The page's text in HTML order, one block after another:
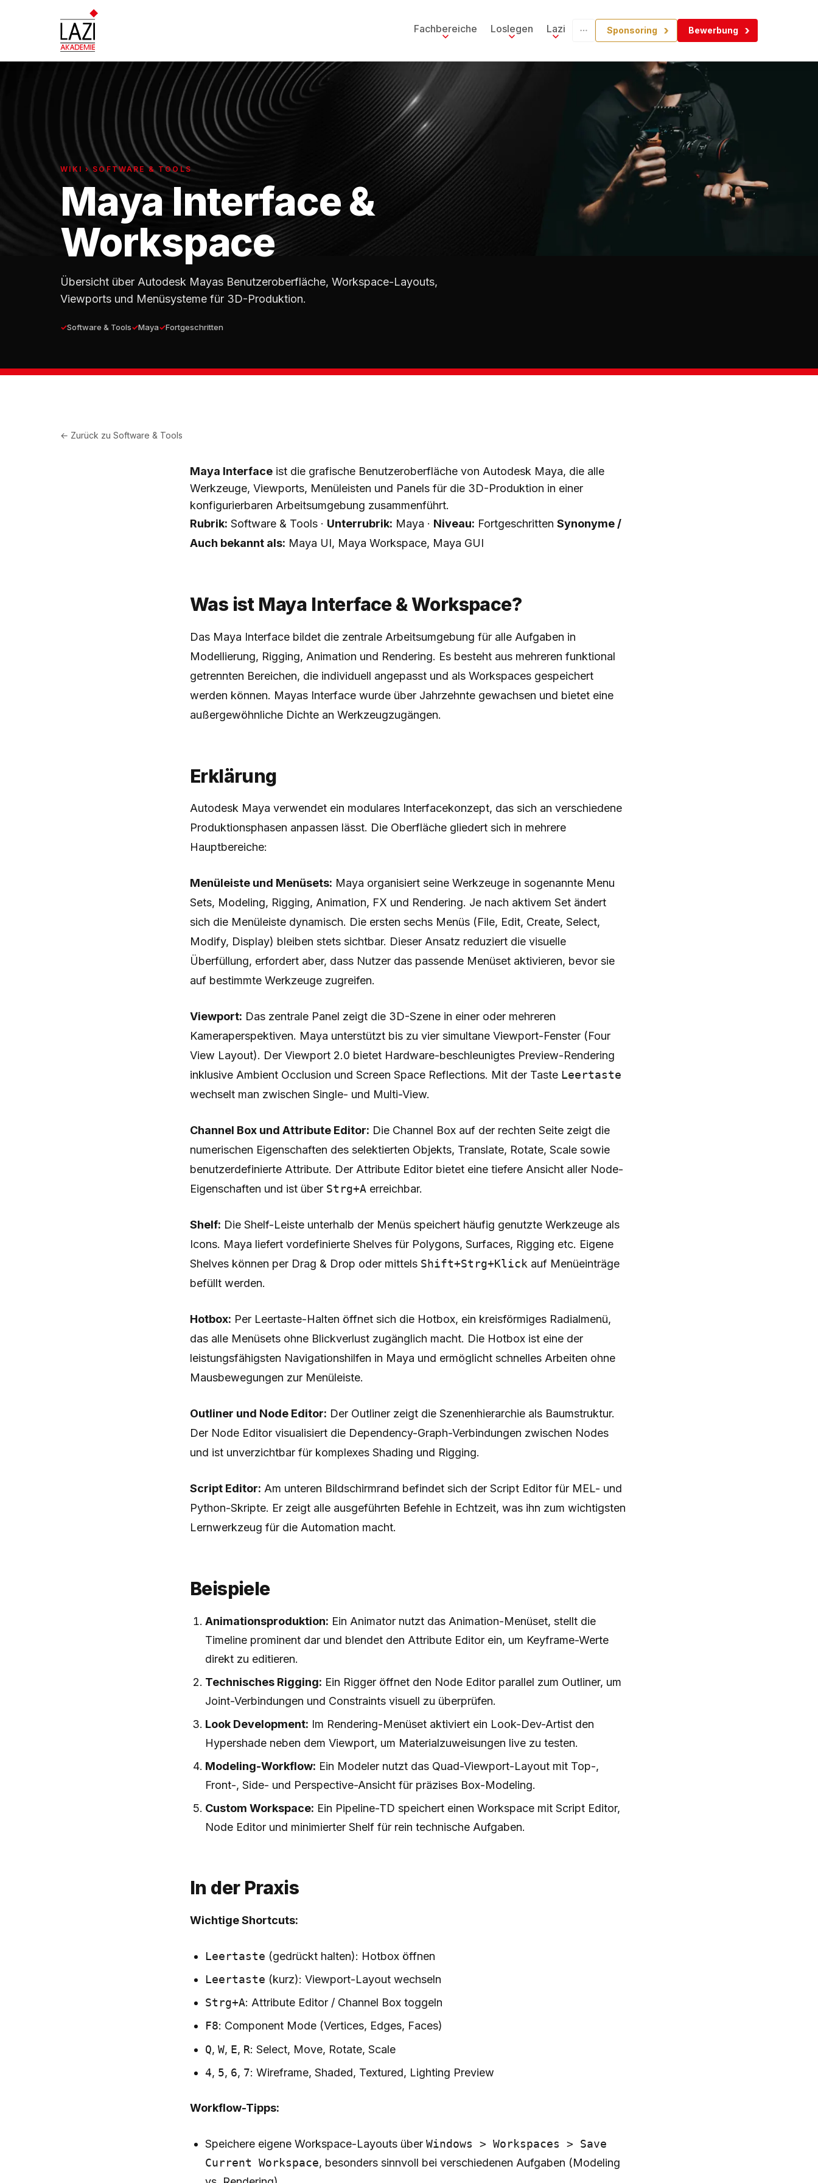
Fachbereiche Loslegen Lazi Sponsoring Bewerbung
WIKI › SOFTWARE & TOOLS
Maya Interface &
Workspace
Übersicht über Autodesk Mayas Benutzeroberfläche, Workspace-Layouts,
Viewports und Menüsysteme für 3D-Produktion.
Software & Tools Maya Fortgeschritten
← Zurück zuSoftware & Tools
Maya Interface ist die grafische Benutzeroberfläche von Autodesk Maya, die alle
Werkzeuge, Viewports, Menüleisten und Panels für die 3D-Produktion in einer
konfigurierbaren Arbeitsumgebung zusammenführt.
Rubrik: Software & Tools · Unterrubrik: Maya · Niveau: Fortgeschritten Synonyme /
Auch bekannt als: Maya UI, Maya Workspace, Maya GUI
Was ist Maya Interface & Workspace?
Das Maya Interface bildet die zentrale Arbeitsumgebung für alle Aufgaben in
Modellierung, Rigging, Animation und Rendering. Es besteht aus mehreren funktional
getrennten Bereichen, die individuell angepasst und als Workspaces gespeichert
werden können. Mayas Interface wurde über Jahrzehnte gewachsen und bietet eine
außergewöhnliche Dichte an Werkzeugzugängen.
Erklärung
Autodesk Maya verwendet ein modulares Interfacekonzept, das sich an verschiedene
Produktionsphasen anpassen lässt. Die Oberfläche gliedert sich in mehrere
Hauptbereiche:
Menüleiste und Menüsets: Maya organisiert seine Werkzeuge in sogenannte Menu
Sets, Modeling, Rigging, Animation, FX und Rendering. Je nach aktivem Set ändert
sich die Menüleiste dynamisch. Die ersten sechs Menüs (File, Edit, Create, Select,
Modify, Display) bleiben stets sichtbar. Dieser Ansatz reduziert die visuelle
Überfüllung, erfordert aber, dass Nutzer das passende Menüset aktivieren, bevor sie
auf bestimmte Werkzeuge zugreifen.
Viewport: Das zentrale Panel zeigt die 3D-Szene in einer oder mehreren
Kameraperspektiven. Maya unterstützt bis zu vier simultane Viewport-Fenster (Four
View Layout). Der Viewport 2.0 bietet Hardware-beschleunigtes Preview-Rendering
inklusive Ambient Occlusion und Screen Space Reflections. Mit der Taste Leertaste
wechselt man zwischen Single- und Multi-View.
Channel Box und Attribute Editor: Die Channel Box auf der rechten Seite zeigt die
numerischen Eigenschaften des selektierten Objekts, Translate, Rotate, Scale sowie
benutzerdefinierte Attribute. Der Attribute Editor bietet eine tiefere Ansicht aller Node-
Eigenschaften und ist über Strg+A erreichbar.
Shelf: Die Shelf-Leiste unterhalb der Menüs speichert häufig genutzte Werkzeuge als
Icons. Maya liefert vordefinierte Shelves für Polygons, Surfaces, Rigging etc. Eigene
Shelves können per Drag & Drop oder mittels Shift+Strg+Klick auf Menüeinträge
befüllt werden.
Hotbox: Per Leertaste-Halten öffnet sich die Hotbox, ein kreisförmiges Radialmenü,
das alle Menüsets ohne Blickverlust zugänglich macht. Die Hotbox ist eine der
leistungsfähigsten Navigationshilfen in Maya und ermöglicht schnelles Arbeiten ohne
Mausbewegungen zur Menüleiste.
Outliner und Node Editor: Der Outliner zeigt die Szenenhierarchie als Baumstruktur.
Der Node Editor visualisiert die Dependency-Graph-Verbindungen zwischen Nodes
und ist unverzichtbar für komplexes Shading und Rigging.
Script Editor: Am unteren Bildschirmrand befindet sich der Script Editor für MEL- und
Python-Skripte. Er zeigt alle ausgeführten Befehle in Echtzeit, was ihn zum wichtigsten
Lernwerkzeug für die Automation macht.
Beispiele
Animationsproduktion: Ein Animator nutzt das Animation-Menüset, stellt die
Timeline prominent dar und blendet den Attribute Editor ein, um Keyframe-Werte
direkt zu editieren.
Technisches Rigging: Ein Rigger öffnet den Node Editor parallel zum Outliner, um
Joint-Verbindungen und Constraints visuell zu überprüfen.
Look Development: Im Rendering-Menüset aktiviert ein Look-Dev-Artist den
Hypershade neben dem Viewport, um Materialzuweisungen live zu testen.
Modeling-Workflow: Ein Modeler nutzt das Quad-Viewport-Layout mit Top-,
Front-, Side- und Perspective-Ansicht für präzises Box-Modeling.
Custom Workspace: Ein Pipeline-TD speichert einen Workspace mit Script Editor,
Node Editor und minimierter Shelf für rein technische Aufgaben.
In der Praxis
Wichtige Shortcuts:
Leertaste (gedrückt halten): Hotbox öffnen
Leertaste (kurz): Viewport-Layout wechseln
Strg+A: Attribute Editor / Channel Box toggeln
F8: Component Mode (Vertices, Edges, Faces)
Q,W, E, R: Select, Move, Rotate, Scale
4, 5, 6, 7: Wireframe, Shaded, Textured, Lighting Preview
Workflow-Tipps:
Speichere eigene Workspace-Layouts überWindows > Workspaces > Save
Current Workspace, besonders sinnvoll bei verschiedenen Aufgaben (Modeling